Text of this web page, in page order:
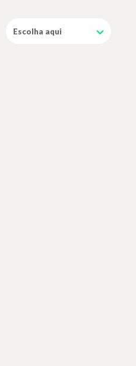
Escolha aqui